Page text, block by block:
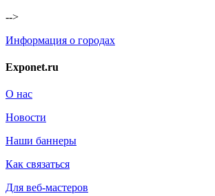
-->
Информация о городах
Exponet.ru
О нас
Новости
Наши баннеры
Как связаться
Для веб-мастеров